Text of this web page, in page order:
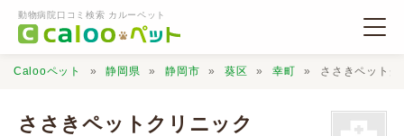
動物病院口コミ検索 カルーペット
Calooペット 静岡県 静岡市 葵区 幸町 ささきペットク
ささきペットクリニック